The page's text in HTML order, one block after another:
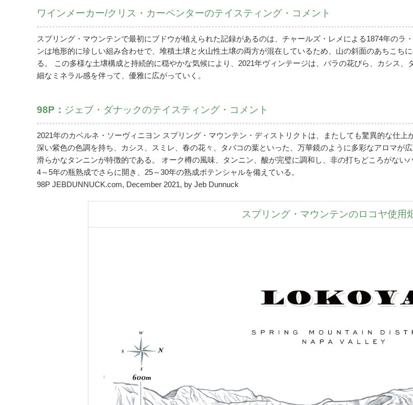
ワインメーカー/クリス・カーペンターのテイスティング・コメント
スプリング・マウンテンで最初にブドウが植えられた記録があるのは、チャールズ・レメによる1874年の
ンは地形的に珍しい組み合わせで、堆積土壌と火山性土壌の両方が混在しているため、山の斜面のあちこち
る。 この多様な土壌構成と持続的に穏やかな気候により、2021年ヴィンテージは、バラの花びら、カシス
細なミネラル感を伴って、優雅に広がっていく。
98P： ジェブ・ダナックのテイスティング・コメント
2021年のカベルネ・ソーヴィニヨン スプリング・マウンテン・ディストリクトは、またしても驚異的な仕上
深い紫色の色調を持ち、カシス、スミレ、春の花々、タバコの葉といった、万華鏡のように多彩なアロマが
滑らかなタンニンが特徴的である。 オーク樽の風味、タンニン、酸が完璧に調和し、非の打ちどころがないバ
4～5年の瓶熟成でさらに開き、25～30年の熟成ポテンシャルを備えている。
98P JEBDUNNUCK.com, December 2021, by Jeb Dunnuck
スプリング・マウンテンのロコヤ使用